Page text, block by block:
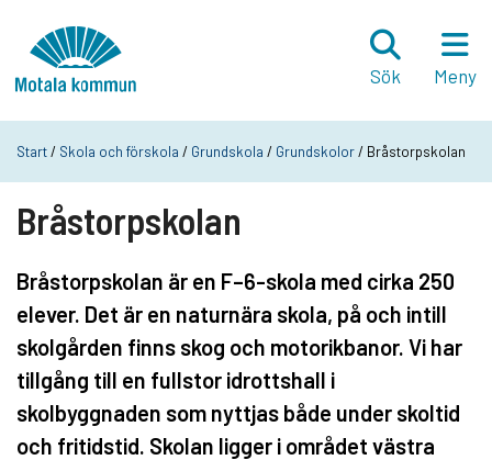
Sök
Meny
Start/ Skola och förskola / Grundskola / Grundskolor/ Bråstorpskolan
Bråstorpskolan
Bråstorpskolan är en F–6-skola med cirka 250
elever. Det är en naturnära skola, på och intill
skolgården finns skog och motorikbanor. Vi har
tillgång till en fullstor idrottshall i
skolbyggnaden som nyttjas både under skoltid
och fritidstid. Skolan ligger i området västra